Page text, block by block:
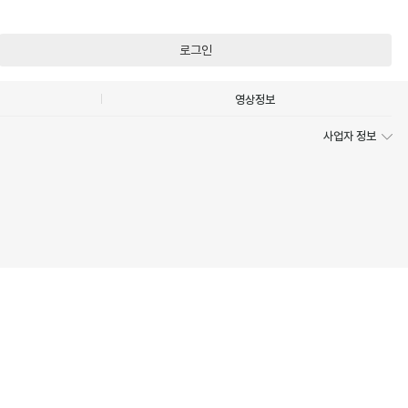
로그인
영상정보
사업자 정보